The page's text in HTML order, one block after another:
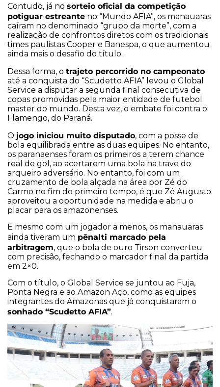
Contudo, já no sorteio oficial da competição
potiguar estreante no “Mundo AFIA”, os manauaras
caíram no denominado “grupo da morte”, com a
realização de confrontos diretos com os tradicionais
times paulistas Cooper e Banespa, o que aumentou
ainda mais o desafio do título.
Dessa forma, o trajeto percorrido no campeonato
até a conquista do “Scudetto AFIA” levou o Global
Service a disputar a segunda final consecutiva de
copas promovidas pela maior entidade de futebol
master do mundo. Desta vez, o embate foi contra o
Flamengo, do Paraná.
O jogo iniciou muito disputado, com a posse de
bola equilibrada entre as duas equipes. No entanto,
os paranaenses foram os primeiros a terem chance
real de gol, ao acertarem uma bola na trave do
arqueiro adversário. No entanto, foi com um
cruzamento de bola alçada na área por Zé do
Carmo no fim do primeiro tempo, é que Zé Augusto
aproveitou a oportunidade na medida e abriu o
placar para os amazonenses.
E mesmo com um jogador a menos, os manauaras
ainda tiveram um pênalti marcado pela
arbitragem, que o bola de ouro Tirson converteu
com precisão, fechando o marcador final da partida
em 2×0.
Com o título, o Global Service se juntou ao Fuja,
Ponta Negra e ao Amazon Aço, como as equipes
integrantes do Amazonas que já conquistaram o
sonhado “Scudetto AFIA”.